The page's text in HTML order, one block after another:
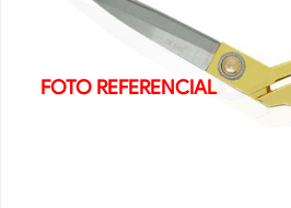
FOTO REFERENCIAL